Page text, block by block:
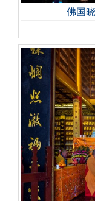
佛国